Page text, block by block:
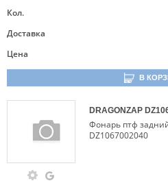
Кол.
Доставка
Цена
В
DRAGONZAP
Фонарь птф
DZ1067002040